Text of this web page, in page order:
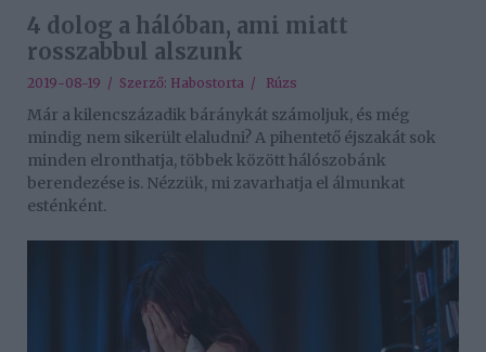
4 dolog a hálóban, ami miatt
rosszabbul alszunk
2019-08-19 / Szerző: Habostorta / Rúzs
Már a kilencszázadik báránykát számoljuk, és még
mindig nem sikerült elaludni? A pihentető éjszakát sok
minden elronthatja, többek között hálószobánk
berendezése is. Nézzük, mi zavarhatja el álmunkat
esténként.